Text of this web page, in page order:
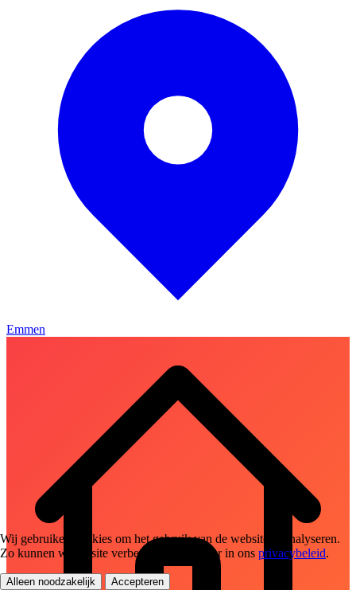
Emmen
Wij gebruiken cookies om het gebruik van de website te analyseren.
Zo kunnen we de site verbeteren. Lees meer in ons privacybeleid.
Alleen noodzakelijk Accepteren